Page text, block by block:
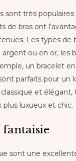
sont très
de bras ont
Les types de
argent ou en or, les
un bracelet
parfaits pour
et
luxueux et chic.
fantaisie
sont une